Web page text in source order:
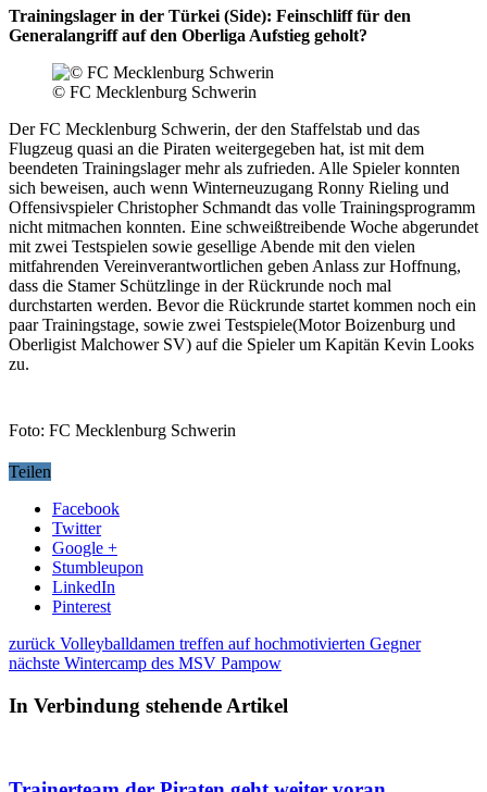
Trainingslager in der Türkei (Side): Feinschliff für den
Generalangriff auf den Oberliga Aufstieg geholt?
© FC Mecklenburg Schwerin
Der FC Mecklenburg Schwerin, der den Staffelstab und das
Flugzeug quasi an die Piraten weitergegeben hat, ist mit dem
beendeten Trainingslager mehr als zufrieden. Alle Spieler konnten
sich beweisen, auch wenn Winterneuzugang Ronny Rieling und
Offensivspieler Christopher Schmandt das volle Trainingsprogramm
nicht mitmachen konnten. Eine schweißtreibende Woche abgerundet
mit zwei Testspielen sowie gesellige Abende mit den vielen
mitfahrenden Vereinverantwortlichen geben Anlass zur Hoffnung,
dass die Stamer Schützlinge in der Rückrunde noch mal
durchstarten werden. Bevor die Rückrunde startet kommen noch ein
paar Trainingstage, sowie zwei Testspiele(Motor Boizenburg und
Oberligist Malchower SV) auf die Spieler um Kapitän Kevin Looks
zu.
Foto: FC Mecklenburg Schwerin
Teilen
Facebook
Twitter
Google +
Stumbleupon
LinkedIn
Pinterest
zurück Volleyballdamen treffen auf hochmotivierten Gegner
nächste Wintercamp des MSV Pampow
In Verbindung stehende Artikel